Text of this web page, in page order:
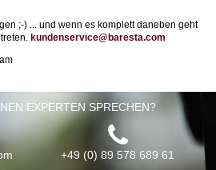
;-) ... und wenn es komplett daneben geht
kundenservice@baresta.com
EXPERTEN SPRECHEN?
+49 (0) 89 578 689 61